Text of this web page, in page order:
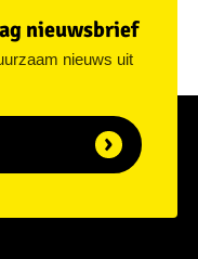
nieuwsbrief
nieuws uit